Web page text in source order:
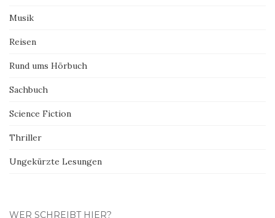
Musik
Reisen
Rund ums Hörbuch
Sachbuch
Science Fiction
Thriller
Ungekürzte Lesungen
WER SCHREIBT HIER?